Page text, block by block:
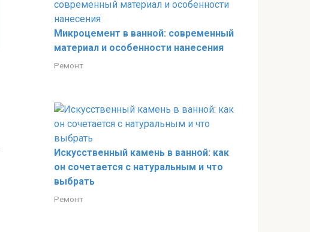
Микроцемент в ванной: современный
материал и особенности нанесения
Ремонт
Искусственный камень в ванной: как
он сочетается с натуральным и что
выбрать
Ремонт